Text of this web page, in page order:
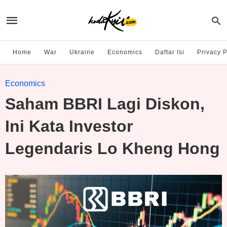
Home War Ukraine Economics Daftar Isi Privacy
Economics
Saham BBRI Lagi Diskon,
Ini Kata Investor
Legendaris Lo Kheng Hong